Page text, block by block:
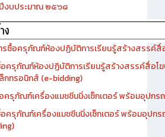
งบประมาณ ๒๕๖๘
ารซื้อครุภัณฑ์ห้องปฏิบัติการเรียนรู้สร้างสรรค์
อครุภัณฑ์ห้องปฏิบัติการเรียนรู้สร้างสรรค์สื่อโ
กทรอนิกส์ (e-bidding)
อครุภัณฑ์เครื่องแมชชีนนิ่งเซ็กเตอร์ พร้อมอุปก
อครุภัณฑ์เครื่องแมชชีนนิ่งเซ็กเตอร์ พร้อมอุปก